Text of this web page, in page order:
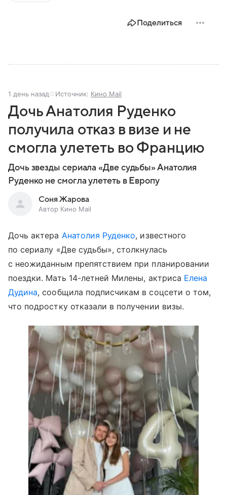
Поделиться
1 день назад Источник: Кино Mail
Дочь Анатолия Руденко
получила отказ в визе и не
смогла улететь во Францию
Дочь звезды сериала «Две судьбы» Анатолия
Руденко не смогла улететь в Европу
Соня Жарова
Автор Кино Mail
Дочь актера Анатолия Руденко, известного
по сериалу «Две судьбы», столкнулась
с неожиданным препятствием при планировании
поездки. Мать 14-летней Милены, актриса Елена
Дудина, сообщила подписчикам в соцсети о том,
что подростку отказали в получении визы.